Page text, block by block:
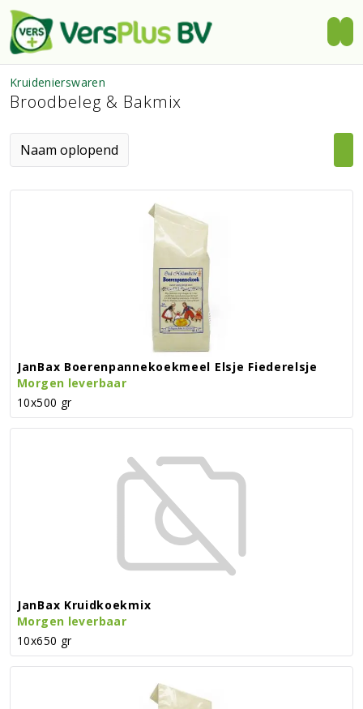
Kruidenierswaren
Broodbeleg & Bakmix
JanBax Boerenpannekoekmeel Elsje Fiederelsje
Morgen leverbaar
10x500 gr
JanBax Kruidkoekmix
Morgen leverbaar
10x650 gr